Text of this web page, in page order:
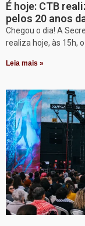
É hoje: CTB
pelos 20 anos
Chegou o dia! A
realiza hoje, às 15h,
Leia mais »